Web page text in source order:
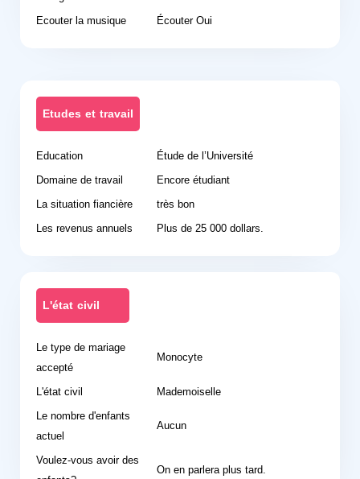
Ecouter la musique
Écouter Oui
Etudes et travail
Education
Étude de l’Université
Domaine de travail
Encore étudiant
La situation fiancière
très bon
Les revenus annuels
Plus de 25 000 dollars.
L'état civil
Le type de mariage
accepté
Monocyte
L'état civil
Mademoiselle
Le nombre d'enfants
actuel
Aucun
Voulez-vous avoir des
On en parlera plus tard.